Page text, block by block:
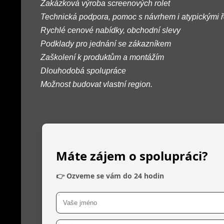
Zakázková výroba screenových rolet
Technická podpora, pomoc s návrhem i atypickými
Rychlé cenové nabídky, obchodní slevy
Podklady pro jednání se zákazníkem
Zaškolení k produktům a montážím
Dlouhodobá spolupráce
Možnost budovat vlastní region.
Máte zájem o spolupráci?
👉 Ozveme se vám do 24 hodin